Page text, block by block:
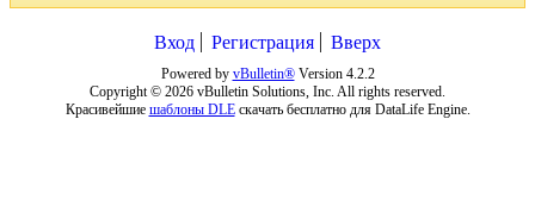
Вход Регистрация Вверх
Powered by vBulletin®Version 4.2.2
Copyright © 2026 vBulletin Solutions, Inc. All rights reserved.
Красивейшие шаблоны DLEскачать бесплатно для DataLife Engine.